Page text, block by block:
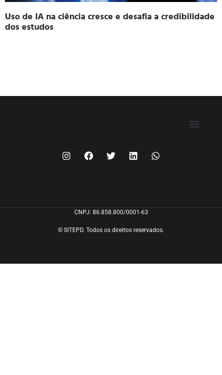
Uso de IA na ciência cresce e desafia a credibilidade
dos estudos
CNPJ: 86.858.800/0001-63
© SITEPD. Todos os direitos reservados.